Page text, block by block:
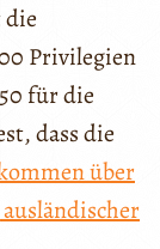
die
Privilegien
für die
dass die
über